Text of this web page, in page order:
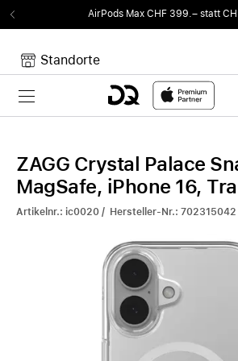
AirPods Max CHF 399.– statt
Standorte
Toggle navigation
ZAGG Crystal Palace
MagSafe, iPhone 16,
Artikelnr.: ic0020 / Hersteller-Nr.: 702315042